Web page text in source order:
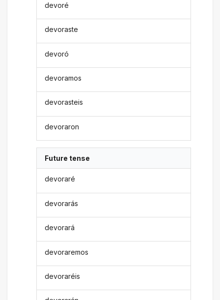
devoré
devoraste
devoró
devoramos
devorasteis
devoraron
Future tense
devoraré
devorarás
devorará
devoraremos
devoraréis